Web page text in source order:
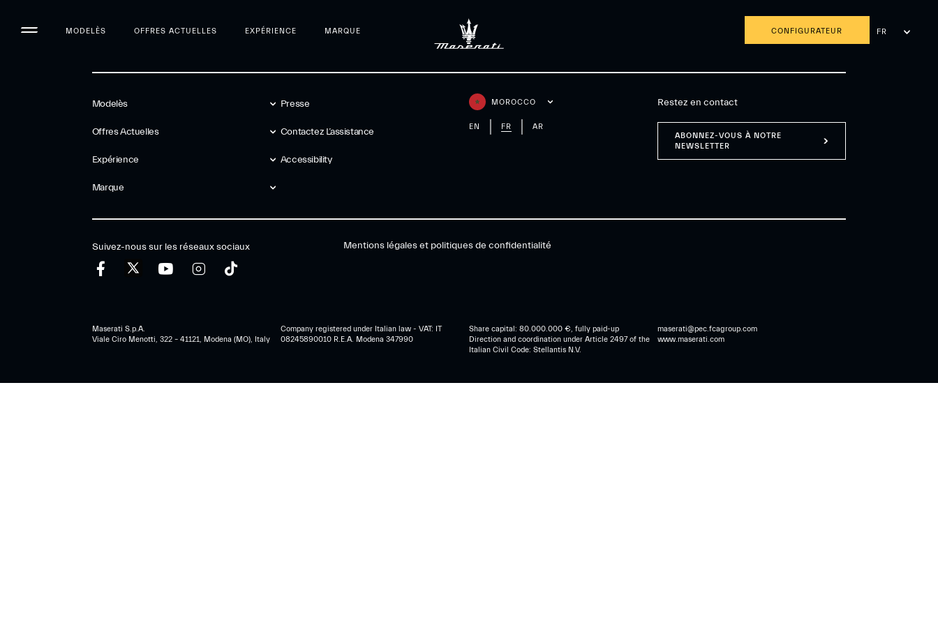
MODELÈS OFFRES ACTUELLES EXPÉRIENCE MARQUE CONFIGURATEUR
FR
Modelès
Offres Actuelles
Expérience
Marque
Presse
Contactez L’assistance
Accessibility
MOROCCO
EN FR AR
Restez en contact
ABONNEZ-VOUS À NOTRE
NEWSLETTER
Suivez-nous sur les réseaux sociaux Mentions légales et politiques de confidentialité
Maserati S.p.A.
Viale Ciro Menotti, 322 – 41121, Modena (MO), Italy
Company registered under Italian law - VAT: IT
08245890010 R.E.A. Modena 347990
Share capital: 80.000.000 €, fully paid-up
Direction and coordination under Article 2497 of the
Italian Civil Code: Stellantis N.V.
maserati@pec.fcagroup.com
www.maserati.com